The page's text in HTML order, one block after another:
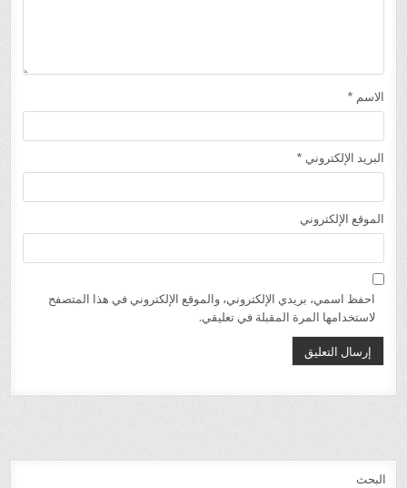
الاسم *
البريد الإلكتروني *
الموقع الإلكتروني
احفظ اسمي، بريدي الإلكتروني، والموقع الإلكتروني في هذا المتصفح
لاستخدامها المرة المقبلة في تعليقي.
البحث